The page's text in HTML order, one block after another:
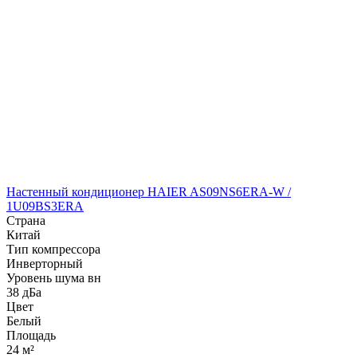
Настенный кондиционер HAIER AS09NS6ERA-W /
1U09BS3ERA
Страна
Китай
Тип компрессора
Инверторный
Уровень шума вн
38 дБа
Цвет
Белый
Площадь
24 м²